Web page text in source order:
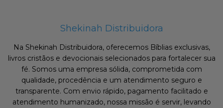
Shekinah Distribuidora
Na Shekinah Distribuidora, oferecemos Bíblias exclusivas,
livros cristãos e devocionais selecionados para fortalecer sua
fé. Somos uma empresa sólida, comprometida com
qualidade, procedência e um atendimento seguro e
transparente. Com envio rápido, pagamento facilitado e
atendimento humanizado, nossa missão é servir, levando